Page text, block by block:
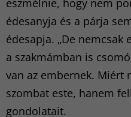
eszmélnie, hogy nem
édesanyja és a párja
édesapja. „De nemcsak
a szakmámban is
van az embernek. Miért
szombat este, hanem
gondolatait.